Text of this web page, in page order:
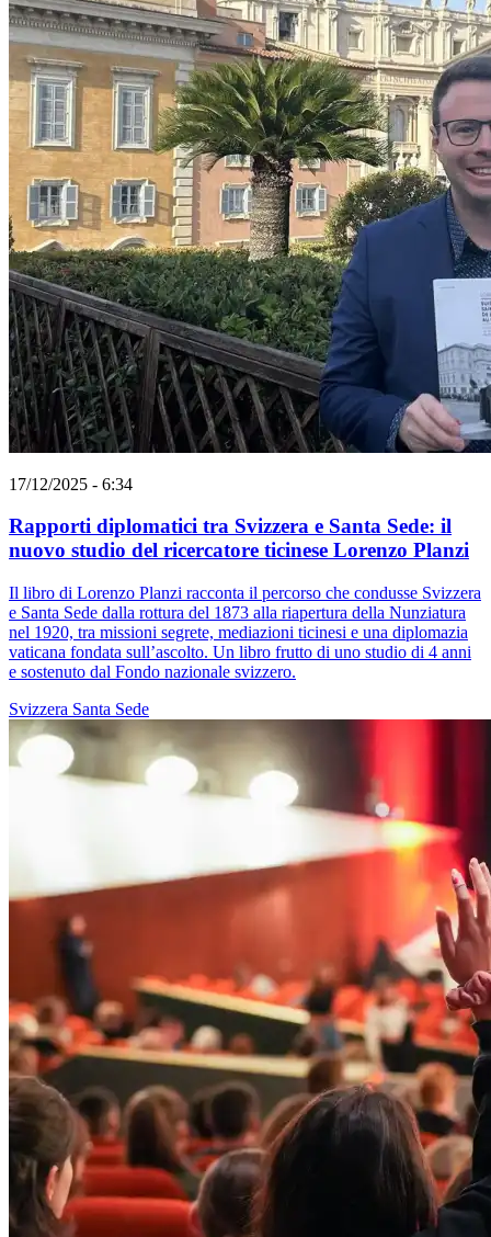
17/12/2025 - 6:34
Rapporti diplomatici tra Svizzera e Santa Sede: il
nuovo studio del ricercatore ticinese Lorenzo Planzi
Il libro di Lorenzo Planzi racconta il percorso che condusse Svizzera
e Santa Sede dalla rottura del 1873 alla riapertura della Nunziatura
nel 1920, tra missioni segrete, mediazioni ticinesi e una diplomazia
vaticana fondata sull’ascolto. Un libro frutto di uno studio di 4 anni
e sostenuto dal Fondo nazionale svizzero.
Svizzera Santa Sede